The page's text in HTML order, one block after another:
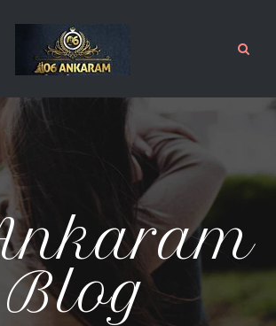
Blog